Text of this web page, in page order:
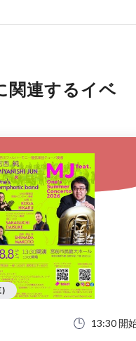
関連するイベ
13:30 開
)